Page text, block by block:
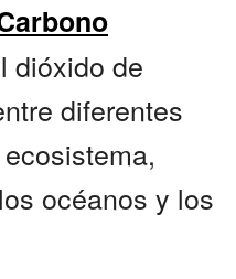
dióxido de
diferentes
océanos y los